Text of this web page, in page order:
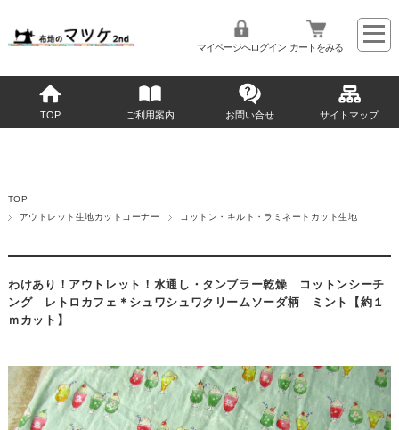
マイページへログイン カートをみる
TOP ご利用案内 お問い合せ サイトマップ
TOP
アウトレット生地カットコーナー
コットン・キルト・ラミネートカット生地
わけあり！アウトレット！水通し・タンブラー乾燥 コットンシーチ
ング レトロカフェ＊シュワシュワクリームソーダ柄 ミント【約１
ｍカット】